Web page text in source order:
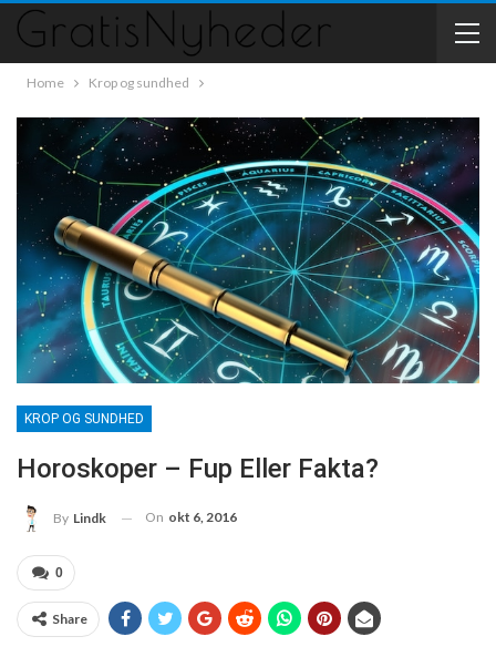
Home Krop og sundhed
KROP OG SUNDHED
Horoskoper – Fup Eller Fakta?
By Lindk On okt 6, 2016
0
Share